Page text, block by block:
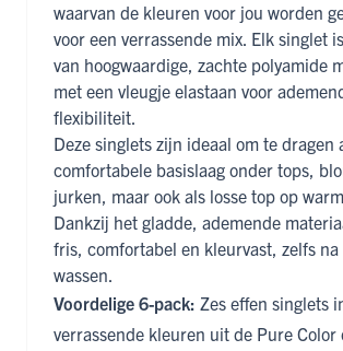
waarvan de kleuren voor jou worden
voor een verrassende mix. Elk singlet
van hoogwaardige, zachte polyamide
met een vleugje elastaan voor
flexibiliteit.
Deze singlets zijn ideaal om te dragen
comfortabele basislaag onder tops,
jurken, maar ook als losse top op
Dankzij het gladde, ademende
fris, comfortabel en kleurvast, zelfs
wassen.
Voordelige 6-pack: Zes effen singlets
verrassende kleuren uit de Pure Color